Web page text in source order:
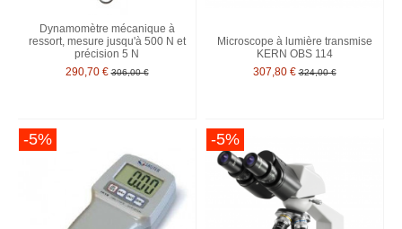
Dynamomètre mécanique à
ressort, mesure jusqu'à 500 N et
précision 5 N
290,70 € 306,00 €
Microscope à lumière transmise
KERN OBS 114
307,80 € 324,00 €
-5% -5%